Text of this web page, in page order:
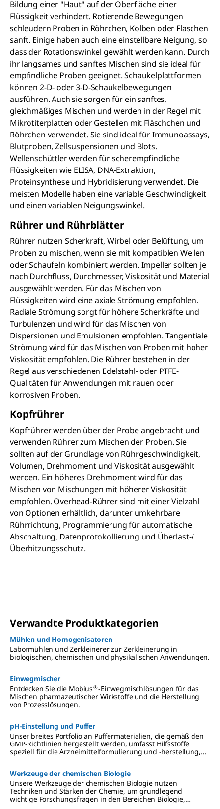
Bildung einer "Haut" auf der Oberfläche einer
Flüssigkeit verhindert. Rotierende Bewegungen
schleudern Proben in Röhrchen, Kolben oder Flaschen
sanft. Einige haben auch eine einstellbare Neigung, so
dass der Rotationswinkel gewählt werden kann. Durch
ihr langsames und sanftes Mischen sind sie ideal für
empfindliche Proben geeignet. Schaukelplattformen
können 2-D- oder 3-D-Schaukelbewegungen
ausführen. Auch sie sorgen für ein sanftes,
gleichmäßiges Mischen und werden in der Regel mit
Mikrotiterplatten oder Gestellen mit Fläschchen und
Röhrchen verwendet. Sie sind ideal für Immunoassays,
Blutproben, Zellsuspensionen und Blots.
Wellenschüttler werden für scherempfindliche
Flüssigkeiten wie ELISA, DNA-Extraktion,
Proteinsynthese und Hybridisierung verwendet. Die
meisten Modelle haben eine variable Geschwindigkeit
und einen variablen Neigungswinkel.
Rührer und Rührblätter
Rührer nutzen Scherkraft, Wirbel oder Belüftung, um
Proben zu mischen, wenn sie mit kompatiblen Wellen
oder Schaufeln kombiniert werden. Impeller sollten je
nach Durchfluss, Durchmesser, Viskosität und Material
ausgewählt werden. Für das Mischen von
Flüssigkeiten wird eine axiale Strömung empfohlen.
Radiale Strömung sorgt für höhere Scherkräfte und
Turbulenzen und wird für das Mischen von
Dispersionen und Emulsionen empfohlen. Tangentiale
Strömung wird für das Mischen von Proben mit hoher
Viskosität empfohlen. Die Rührer bestehen in der
Regel aus verschiedenen Edelstahl- oder PTFE-
Qualitäten für Anwendungen mit rauen oder
korrosiven Proben.
Kopfrührer
Kopfrührer werden über der Probe angebracht und
verwenden Rührer zum Mischen der Proben. Sie
sollten auf der Grundlage von Rührgeschwindigkeit,
Volumen, Drehmoment und Viskosität ausgewählt
werden. Ein höheres Drehmoment wird für das
Mischen von Mischungen mit höherer Viskosität
empfohlen. Overhead-Rührer sind mit einer Vielzahl
von Optionen erhältlich, darunter umkehrbare
Rührrichtung, Programmierung für automatische
Abschaltung, Datenprotokollierung und Überlast-/
Überhitzungsschutz.
Verwandte Produktkategorien
Mühlen und Homogenisatoren
Labormühlen und Zerkleinerer zur Zerkleinerung in
biologischen, chemischen und physikalischen Anwendungen.
Einwegmischer
Entdecken Sie die Mobius®-Einwegmischlösungen für das
Mischen pharmazeutischer Wirkstoffe und die Herstellung
von Prozesslösungen.
pH-Einstellung und Puffer
Unser breites Portfolio an Puffermaterialien, die gemäß den
GMP-Richtlinien hergestellt werden, umfasst Hilfsstoffe
speziell für die Arzneimittelformulierung und -herstellung,
großmolekulares Arzneimittel handelt – wir bieten Ihnen
hochwertige Puffer und pH-Regler sowie Unterstützung bei
der Einhaltung gesetzlicher Vorschriften.
Werkzeuge der chemischen Biologie
Unsere Werkzeuge der chemischen Biologie nutzen
Techniken und Stärken der Chemie, um grundlegend
wichtige Forschungsfragen in den Bereichen Biologie,